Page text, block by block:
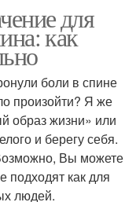
для
как
боли в спине
произойти? Я же
образ жизни» или
и берегу себя.
Вы можете
подходят как для
людей.